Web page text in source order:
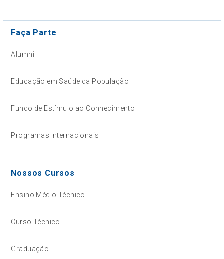
Faça Parte
Alumni
Educação em Saúde da População
Fundo de Estímulo ao Conhecimento
Programas Internacionais
Nossos Cursos
Ensino Médio Técnico
Curso Técnico
Graduação